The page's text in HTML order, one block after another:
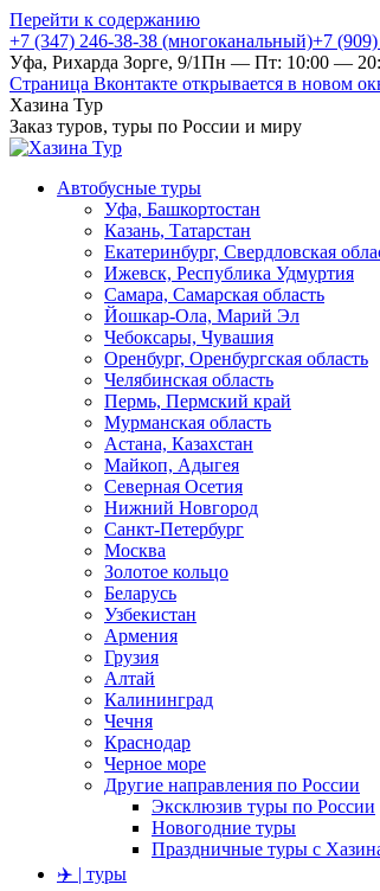
Перейти к содержанию
+7 (347) 246-38-38 (многоканальный)+7
Уфа, Рихарда Зорге, 9/1Пн — Пт: 10:00 —
Страница Вконтакте открывается в новом
Хазина Тур
Заказ туров, туры по России и миру
Автобусные туры
Уфа, Башкортостан
Казань, Татарстан
Екатеринбург, Свердловская
Ижевск, Республика Удмуртия
Самара, Самарская область
Йошкар-Ола, Марий Эл
Чебоксары, Чувашия
Оренбург, Оренбургская область
Челябинская область
Пермь, Пермский край
Мурманская область
Астана, Казахстан
Майкоп, Адыгея
Северная Осетия
Нижний Новгород
Санкт-Петербург
Москва
Золотое кольцо
Беларусь
Узбекистан
Армения
Грузия
Алтай
Калининград
Чечня
Краснодар
Черное море
Другие направления по России
Эксклюзив туры по России
Новогодние туры
Праздничные туры с
✈️ | туры